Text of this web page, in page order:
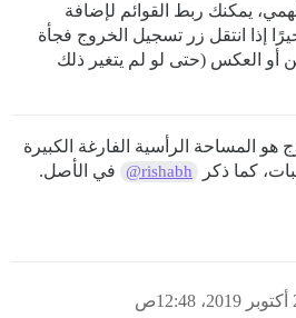
يمكنك ربط القوائم لإضافة
إذا انتقل زر تسجيل الخروج فجأة
أو العكس (حتى لو لم يتغير ذلك
المساحة الرأسية الفارغة الكبيرة
كما ذكر
@rishabh في الأصل.